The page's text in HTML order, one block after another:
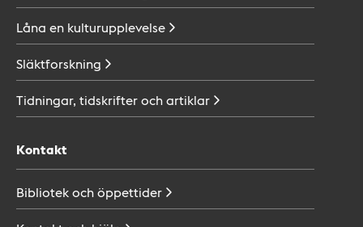
Låna en kulturupplevelse
Släktforskning
Tidningar, tidskrifter ochartiklar
Kontakt
Bibliotek ochöppettider